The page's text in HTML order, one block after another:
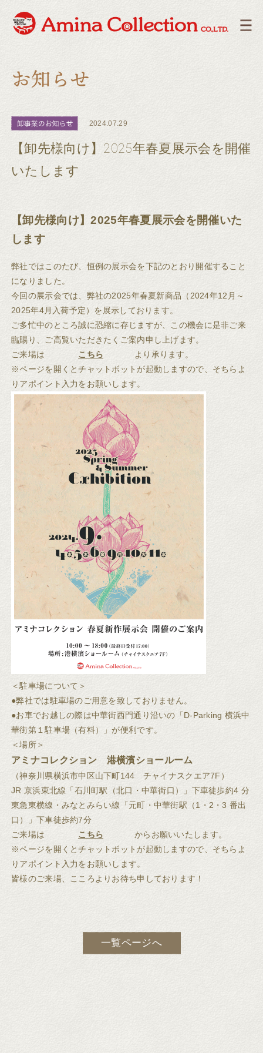
2024.07.29
【卸先様向け】2025年春夏展示会を開催
いたします
【卸先様向け】2025年春夏展示会を開催いた
します
弊社ではこのたび、恒例の展示会を下記のとおり開催すること
になりました。
今回の展示会では、弊社の2025年春夏新商品（2024年12月～
2025年4月入荷予定）を展示しております。
ご多忙中のところ誠に恐縮に存じますが、この機会に是非ご来
臨賜り、ご高覧いただきたくご案内申し上げます。
ご来場は
こちら
より承ります。
※ページを開くとチャットボットが起動しますので、そちらよ
りアポイント入力をお願いします。
＜駐車場について＞
●弊社では駐車場のご用意を致しておりません。
●お車でお越しの際は中華街西門通り沿いの「D-Parking 横浜中
華街第１駐車場（有料）」が便利です。
＜場所＞
アミナコレクション 港横濱ショールーム
（神奈川県横浜市中区山下町144 チャイナスクエア7F）
JR 京浜東北線「石川町駅（北口・中華街口）」下車徒歩約4 分
東急東横線・みなとみらい線「元町・中華街駅（1・2・3 番出
口）」下車徒歩約7分
ご来場は
こちら
からお願いいたします。
※ページを開くとチャットボットが起動しますので、そちらよ
りアポイント入力をお願いします。
皆様のご来場、こころよりお待ち申しております！
一覧ページへ